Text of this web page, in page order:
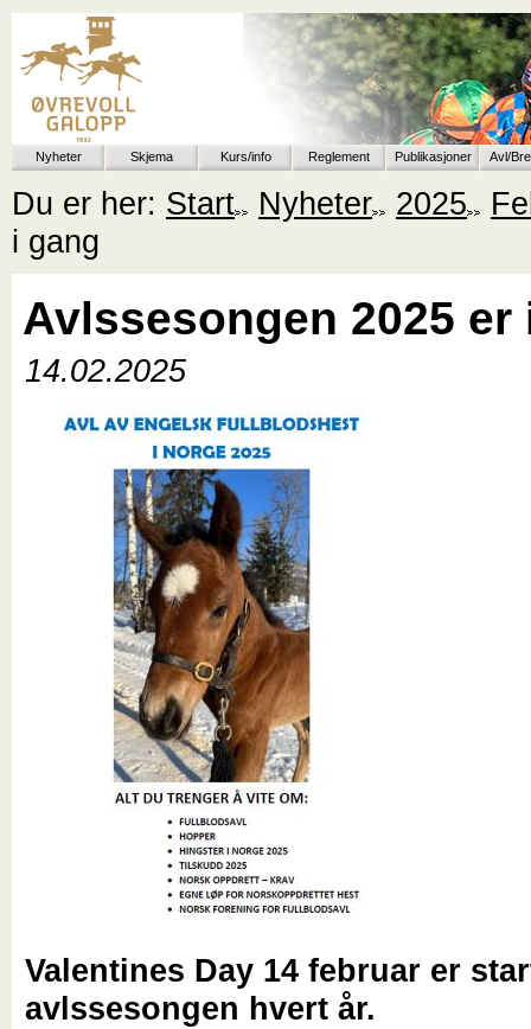
Nyheter Skjema Kurs/info Reglement Publikasjoner Avl/
Du er her: Start Nyheter 2025
i gang
Avlssesongen 2025 er
14.02.2025
Valentines Day 14 februar er
avlssesongen hvert år.